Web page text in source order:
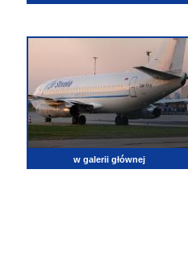
w galerii głównej